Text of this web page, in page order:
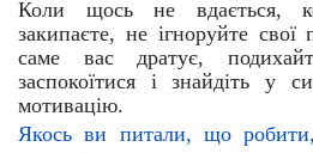
Коли щось не вдається,
закипаєте, не ігноруйте
саме вас дратує,
заспокоїтися і знайдіть у
мотивацію.
Якось ви питали, що